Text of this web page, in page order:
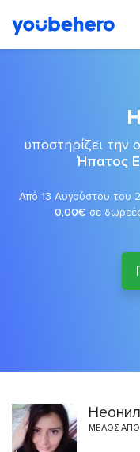
υποστηρίζει την
Ήπατος
Από 13 Αυγούστου του
0,00€ σε
ΜΈΛΟΣ